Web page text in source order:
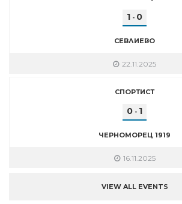
1 - 0
СЕВЛИЕВО
22.11.2025
СПОРТИСТ
0 - 1
ЧЕРНОМОРЕЦ 1919
16.11.2025
VIEW ALL EVENTS